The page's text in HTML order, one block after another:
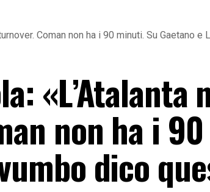
Coman non ha i 90 minuti. Su Gaetano e
«L’Atalanta
non ha i 90
dico